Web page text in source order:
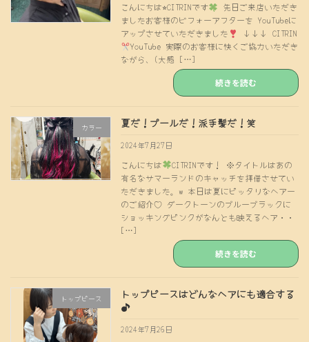
こんにちは⭐︎CITRINです
先日ご来店いただき
ましたお客様のビフォーアフターを YouTubeに
アップさせていただきました
↓↓↓ CITRIN
YouTube 実際のお客様に快くご協力いただき
ながら、(大感 […]
続きを読む
カラー 夏だ！プールだ！派手髪だ！笑
2024年7月27日
こんにちは
CITRINです！ ※タイトルはあの
有名なサマーランドのキャッチを拝借させてい
ただきました。w 本日は夏にピッタリなヘアー
のご紹介♡ ダークトーンのブルーブラックに
ショッキングピンクがなんとも映えるヘア・・
[…]
続きを読む
トップピース
トップピースはどんなヘアにも適合する
♪
2024年7月26日